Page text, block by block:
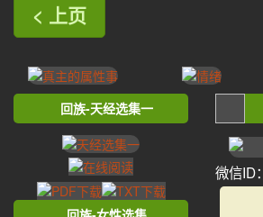
< 上页
回族-天经选集一
微信ID